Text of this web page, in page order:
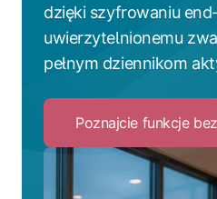
dzięki szyfrowaniu
uwierzytelnionemu
pełnym dziennikom
Poznajcie funkcje